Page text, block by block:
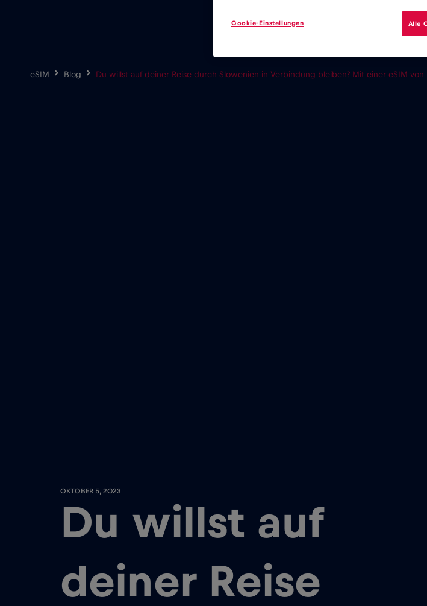
eSIM Blog Du willst auf deiner Reise durch Slowenien in Verbindung bleiben? Mit einer eSIM
OKTOBER 5, 2023
Du willst auf
deiner Reise
Alle
Cookie-Einstellungen